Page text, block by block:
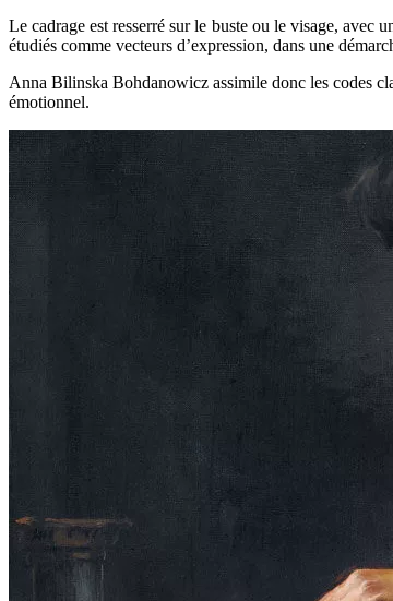
Le cadrage est resserré sur le buste ou le visage, avec
étudiés comme vecteurs d’expression, dans une
Anna Bilinska Bohdanowicz assimile donc les codes
émotionnel.